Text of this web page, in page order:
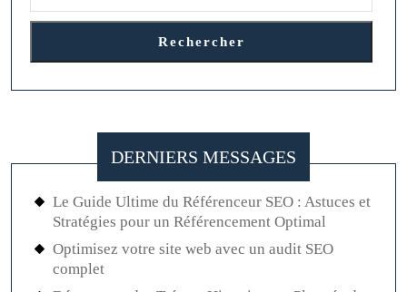
Rechercher
DERNIERS MESSAGES
Le Guide Ultime du Référenceur SEO : Astuces et
Stratégies pour un Référencement Optimal
Optimisez votre site web avec un audit SEO
complet